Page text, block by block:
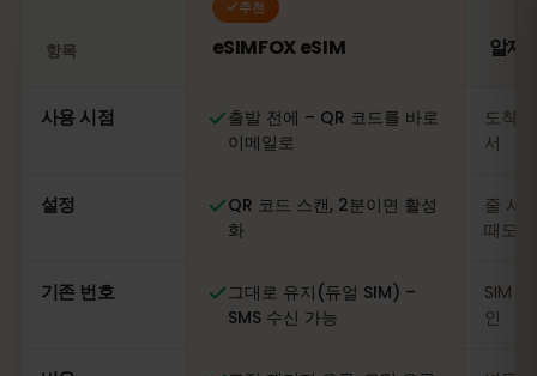
항목
추천
eSIMFOX eSIM 알제
사용 시점
출발 전에 – QR 코드를 바로
이메일로
도착
서
설정
QR 코드 스캔, 2분이면 활성
화
줄 서
때도
기존 번호
그대로 유지(듀얼 SIM) –
SMS 수신 가능
SIM
인